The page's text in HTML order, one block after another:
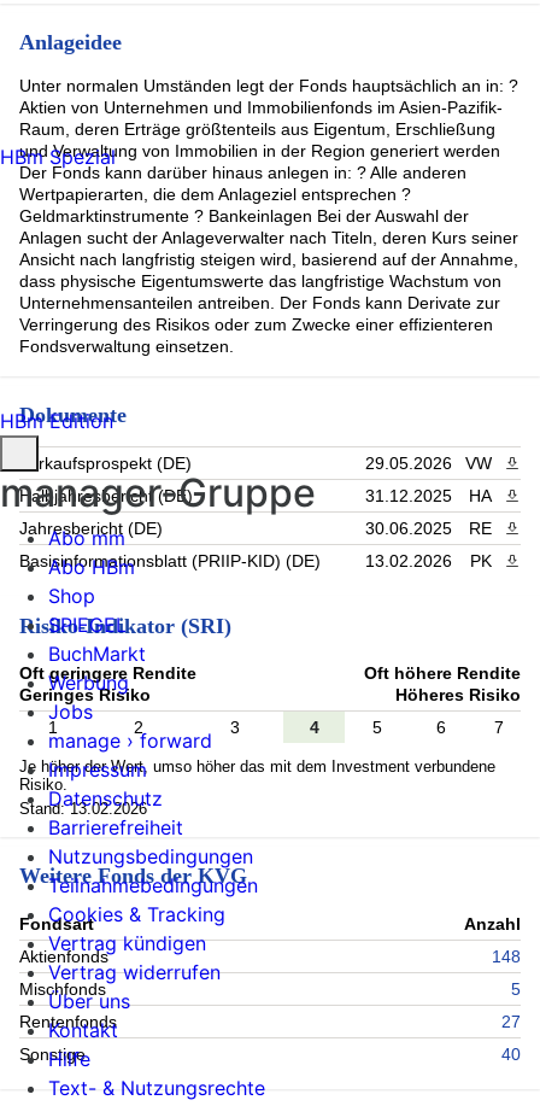
Anlageidee
Unter normalen Umständen legt der Fonds hauptsächlich an in: ?
Aktien von Unternehmen und Immobilienfonds im Asien-Pazifik-
Raum, deren Erträge größtenteils aus Eigentum, Erschließung
und Verwaltung von Immobilien in der Region generiert werden
Der Fonds kann darüber hinaus anlegen in: ? Alle anderen
Wertpapierarten, die dem Anlageziel entsprechen ?
Geldmarktinstrumente ? Bankeinlagen Bei der Auswahl der
Anlagen sucht der Anlageverwalter nach Titeln, deren Kurs seiner
Ansicht nach langfristig steigen wird, basierend auf der Annahme,
dass physische Eigentumswerte das langfristige Wachstum von
Unternehmensanteilen antreiben. Der Fonds kann Derivate zur
Verringerung des Risikos oder zum Zwecke einer effizienteren
Fondsverwaltung einsetzen.
Dokumente
Verkaufsprospekt (DE) 29.05.2026 VW
Halbjahresbericht (DE)
31.12.2025 HA
Jahresbericht (DE)
30.06.2025 RE
Basisinformationsblatt (PRIIP-KID) (DE)
13.02.2026 PK
Risiko-Indikator (SRI)
Oft geringere Rendite
Geringes Risiko
Oft höhere Rendite
Höheres Risiko
1
2 3 4 5 6 7
Je höher der Wert, umso höher das mit dem Investment verbundene
Risiko.
Stand: 13.02.2026
Weitere Fonds der KVG
Fondsart
Anzahl
Aktienfonds
148
Mischfonds
5
Rentenfonds
27
Sonstige
40
HBm Spezial
HBm Edition
manager-Gruppe
Abo mm
Abo HBm
Shop
SPIEGEL
BuchMarkt
Werbung
Jobs
manage › forward
Impressum
Datenschutz
Barrierefreiheit
Nutzungsbedingungen
Teilnahmebedingungen
Cookies & Tracking
Vertrag kündigen
Vertrag widerrufen
Über uns
Kontakt
Hilfe
Text- & Nutzungsrechte